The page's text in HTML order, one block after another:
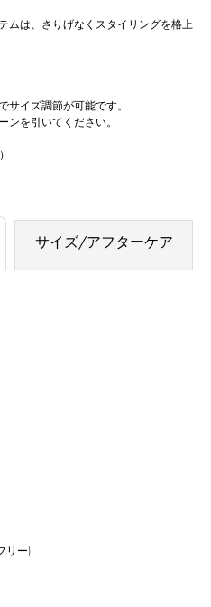
ムは、さりげなくスタイリングを格上
イズ調節が可能です。
ンを引いてください。
サイズ/アフターケア
リー)